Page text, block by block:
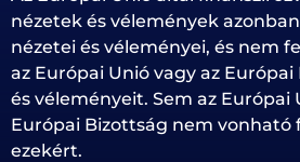
nézetek és vélemények
nézetei és véleményei, és nem
az Európai Unió vagy az
és véleményeit. Sem az Európai
Európai Bizottság nem vonható
ezekért.